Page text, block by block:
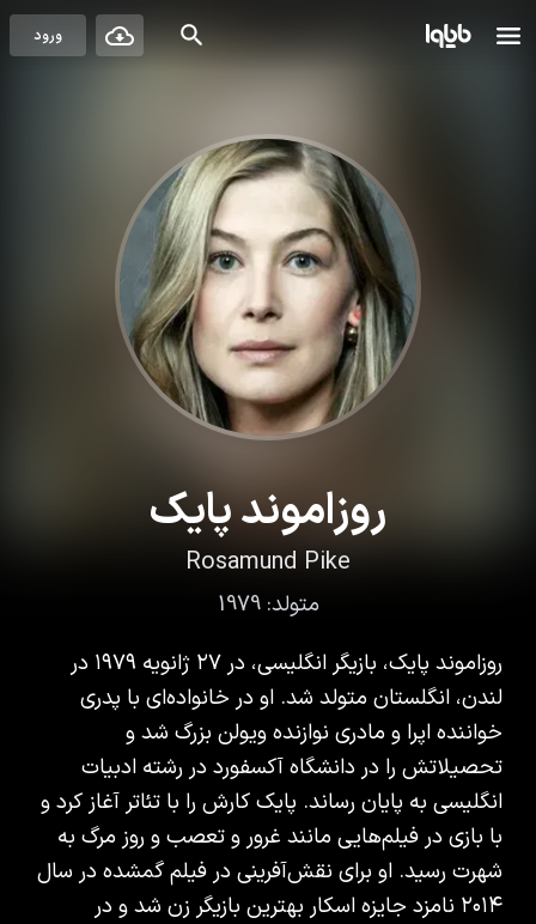
ورود
روزاموند پایک
Rosamund Pike
متولد:1979
روزاموند پایک، بازیگر انگلیسی، در ۲۷ ژانویه ۱۹۷۹ در
لندن، انگلستان متولد شد. او در خانواده‌ای با پدری
خواننده اپرا و مادری نوازنده ویولن بزرگ شد و
تحصیلاتش را در دانشگاه آکسفورد در رشته ادبیات
انگلیسی به پایان رساند. پایک کارش را با تئاتر آغاز کرد و
با بازی در فیلم‌هایی مانند غرور و تعصب و روز مرگ به
شهرت رسید. او برای نقش‌آفرینی در فیلم گمشده در سال
۲۰۱۴ نامزد جایزه اسکار بهترین بازیگر زن شد و در